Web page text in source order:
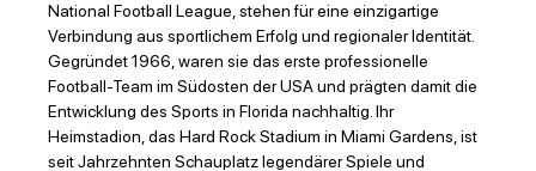
National Football League, stehen für eine einzigartige
Verbindung aus sportlichem Erfolg und regionaler Identität.
Gegründet 1966, waren sie das erste professionelle
Football-Team im Südosten der USA und prägten damit die
Entwicklung des Sports in Florida nachhaltig. Ihr
Heimstadion, das Hard Rock Stadium in Miami Gardens, ist
seit Jahrzehnten Schauplatz legendärer Spiele und